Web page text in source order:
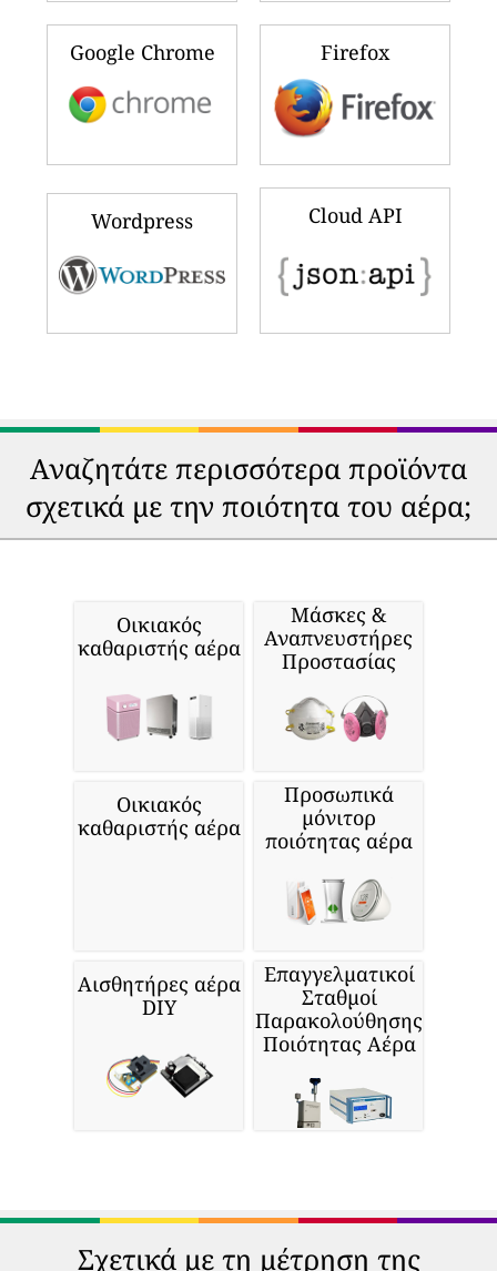
Google Chrome Firefox
Wordpress Cloud API
Αναζητάτε περισσότερα προϊόντα
σχετικά με την ποιότητα του αέρα;
Οικιακός
καθαριστής αέρα
Μάσκες &
Αναπνευστήρες
Προστασίας
Οικιακός
καθαριστής αέρα
Προσωπικά
μόνιτορ
ποιότητας αέρα
Αισθητήρες αέρα
DIY
Επαγγελματικοί
Σταθμοί
Παρακολούθησης
Ποιότητας Αέρα
Σχετικά με τη μέτρηση της